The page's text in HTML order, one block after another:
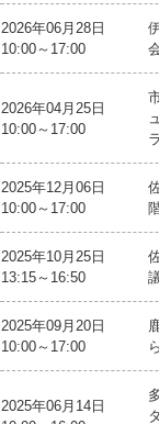
2026年06月28日
10:00～17:00
2026年04月25日
10:00～17:00
2025年12月06日
10:00～17:00
2025年10月25日
13:15～16:50
2025年09月20日
10:00～17:00
2025年06月14日